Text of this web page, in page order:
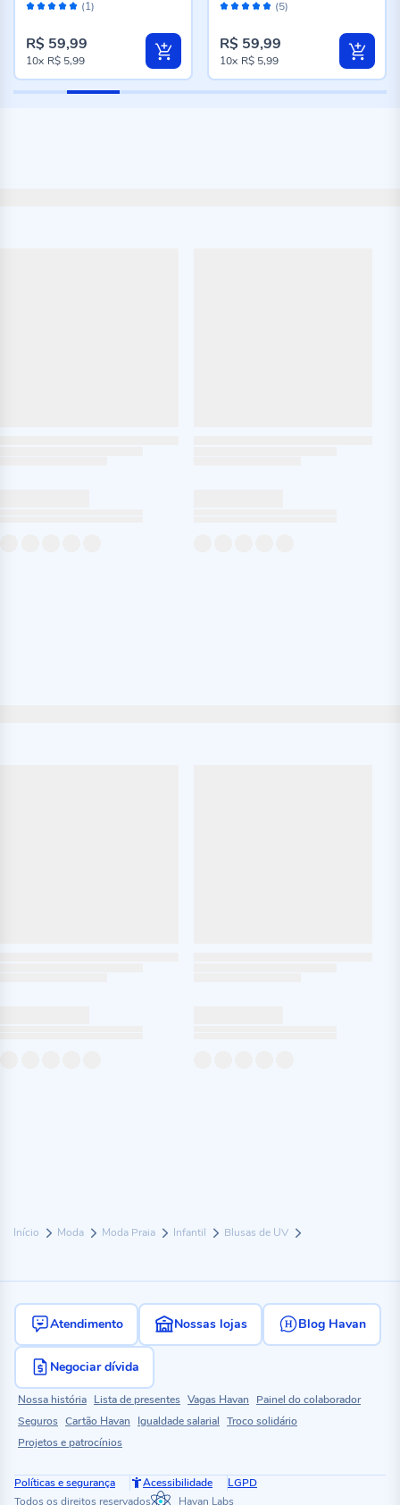
Início Moda Moda Praia Infantil Blusas de UV
Avaliação: (1)
Anos Disney Azul
R$ 59,99
10x R$ 5,99
Avaliação: (5)
Aranha 1 a 3 Anos Marvel
R$ 59,99
10x R$ 5,99
Atendimento Nossas lojas Blog Havan
Negociar dívida
Nossa história Lista de presentes Vagas Havan
Painel do colaborador
Seguros Cartão Havan Igualdade salarial Troco solidário
Projetos e patrocínios
Políticas e segurança Acessibilidade
LGPD
Todos os direitos reservados
Havan Labs